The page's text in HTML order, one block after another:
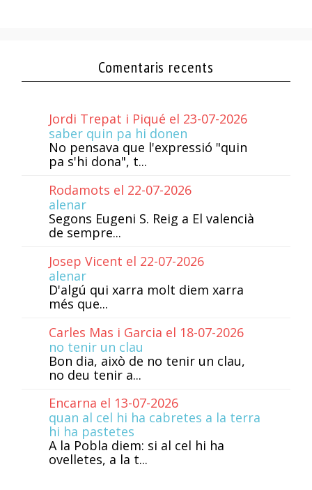
Comentaris recents
Jordi Trepat i Piqué el 23-07-2026
saber quin pa hi donen
No pensava que l'expressió "quin
pa s'hi dona", t...
Rodamots el 22-07-2026
alenar
Segons Eugeni S. Reig a El valencià
de sempre...
Josep Vicent el 22-07-2026
alenar
D'algú qui xarra molt diem xarra
més que...
Carles Mas i Garcia el 18-07-2026
no tenir un clau
Bon dia, això de no tenir un clau,
no deu tenir a...
Encarna el 13-07-2026
quan al cel hi ha cabretes a la terra
hi ha pastetes
A la Pobla diem: si al cel hi ha
ovelletes, a la t...